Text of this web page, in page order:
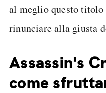
al meglio questo titolo
rinunciare alla giusta
Assassin's
come